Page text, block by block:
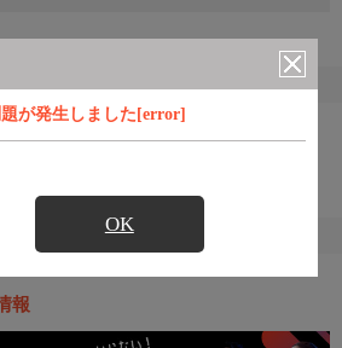
が発生しました[error]
OK
め番組
報